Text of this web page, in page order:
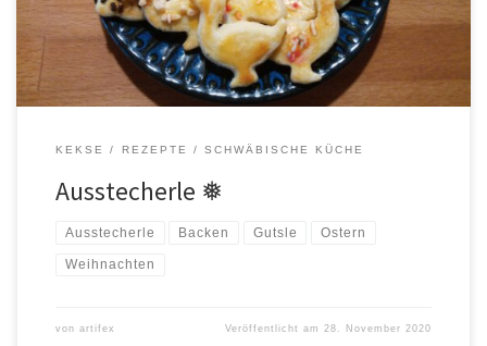
Schüssel zuerst Mehl, Zucker und Salz vermengen, dann alle […]
KEKSE REZEPTE SCHWÄBISCHE KÜCHE
Ausstecherle ❅
Ausstecherle Backen Gutsle Ostern
Weihnachten
von artifex Veröffentlicht am28. November 2020